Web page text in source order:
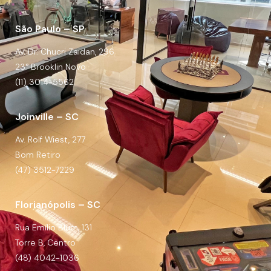
São Paulo – SP
Av. Dr. Chucri Zaidan, 296
23° Brooklin Novo
(11) 3014-5562
Joinville – SC
Av. Rolf Wiest, 277
Bom Retiro
(47) 3512-7229
Florianópolis – SC
Rua Emílio Blum, 131
Torre B, Centro
(48) 4042-1036